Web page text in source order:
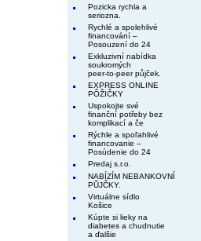
Pozicka rychla a
seriozna.
Rychlé a spolehlivé
financování –
Posouzení do 24
Exkluzivní nabídka
soukromých
peer-to-peer půjček.
EXPRESS ONLINE
PÔŽIČKY
Uspokojte své
finanční potřeby bez
komplikací a če
Rýchle a spoľahlivé
financovanie –
Posúdenie do 24
Predaj s.r.o.
NABÍZÍM NEBANKOVNÍ
PŮJČKY.
Virtuálne sídlo
Košice
Kúpte si lieky na
diabetes a chudnutie
a ďalšie